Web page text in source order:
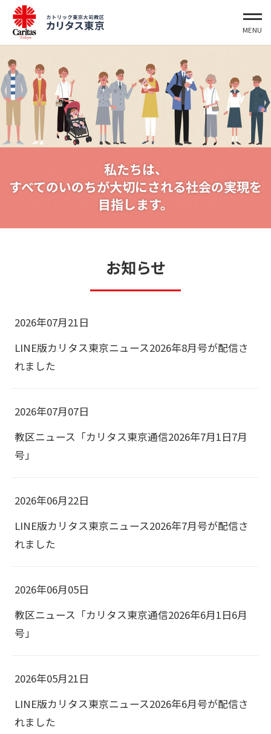
東京教区として将来起こりうる
災害への平時からの備えを推進するために、
小教区の災害危険度一覧を作成しました。
私たちは、
すべてのいのちが大切にされる社会の実現を
目指します。
お知らせ
2026年07月21日
LINE版カリタス東京ニュース2026年8月号が配信さ
れました
2026年07月07日
教区ニュース「カリタス東京通信2026年7月1日7月
号」
2026年06月22日
LINE版カリタス東京ニュース2026年7月号が配信さ
れました
2026年06月05日
教区ニュース「カリタス東京通信2026年6月1日6月
号」
2026年05月21日
LINE版カリタス東京ニュース2026年6月号が配信さ
れました